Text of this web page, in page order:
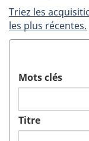
Triez les
les plus récentes.
Mots clés
Titre